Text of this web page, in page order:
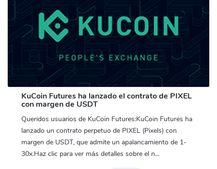
KuCoin Futures ha lanzado el contrato de PIXEL
con margen de USDT
Queridos usuarios de KuCoin Futures:KuCoin Futures ha
lanzado un contrato perpetuo de PIXEL (Pixels) con
margen de USDT, que admite un apalancamiento de 1-
30x.Haz clic para ver más detalles sobre el n...